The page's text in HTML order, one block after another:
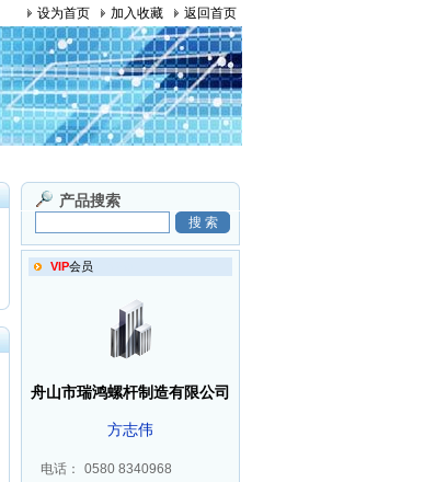
返回首页
加入收藏
设为首页
产品搜索
VIP会员
舟山市瑞鸿螺杆制造有限公司
方志伟
电话：
0580 8340968